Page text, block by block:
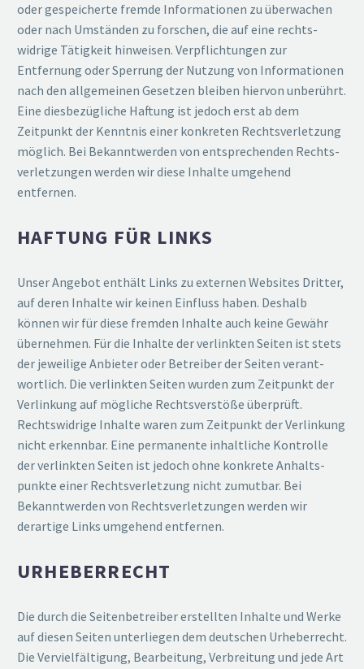
oder gespei­cherte fremde Infor­ma­tionen zu überwachen
oder nach Umständen zu forschen, die auf eine rechts­
widrige Tätigkeit hinweisen. Verpflich­tungen zur
Entfernung oder Sperrung der Nutzung von Infor­ma­tionen
nach den allge­meinen Gesetzen bleiben hiervon unberührt.
Eine diesbe­züg­liche Haftung ist jedoch erst ab dem
Zeitpunkt der Kenntnis einer konkreten Rechts­ver­letzung
möglich. Bei Bekannt­werden von entspre­chenden Rechts­
ver­let­zungen werden wir diese Inhalte umgehend
entfernen.
HAFTUNG FÜR LINKS
Unser Angebot enthält Links zu externen Websites Dritter,
auf deren Inhalte wir keinen Einfluss haben. Deshalb
können wir für diese fremden Inhalte auch keine Gewähr
übernehmen. Für die Inhalte der verlinkten Seiten ist stets
der jeweilige Anbieter oder Betreiber der Seiten verant­
wortlich. Die verlinkten Seiten wurden zum Zeitpunkt der
Verlinkung auf mögliche Rechts­ver­stöße überprüft.
Rechts­widrige Inhalte waren zum Zeitpunkt der Verlinkung
nicht erkennbar. Eine perma­nente inhalt­liche Kontrolle
der verlinkten Seiten ist jedoch ohne konkrete Anhalts­
punkte einer Rechts­ver­letzung nicht zumutbar. Bei
Bekannt­werden von Rechts­ver­let­zungen werden wir
derartige Links umgehend entfernen.
URHEBER­RECHT
Die durch die Seiten­be­treiber erstellten Inhalte und Werke
auf diesen Seiten unter­liegen dem deutschen Urheber­recht.
Die Verviel­fäl­tigung, Bearbeitung, Verbreitung und jede Art